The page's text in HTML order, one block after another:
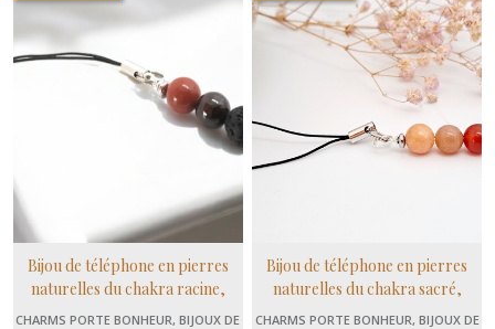
Bijou de téléphone en pierres
naturelles du chakra racine,
cadeau
CHARMS PORTE BONHEUR, BIJOUX DE
Bijou de téléphone en pierres
naturelles du chakra sacré,
cadeau Noël
CHARMS PORTE BONHEUR, BIJOUX DE